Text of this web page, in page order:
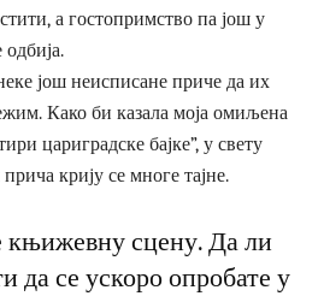
а гостопримство па још у
још неисписане приче да их
Како би казала моја омиљена
цариградске бајке”, у свету
крију се многе тајне.
књижевну сцену. Да ли
да се ускоро опробате у